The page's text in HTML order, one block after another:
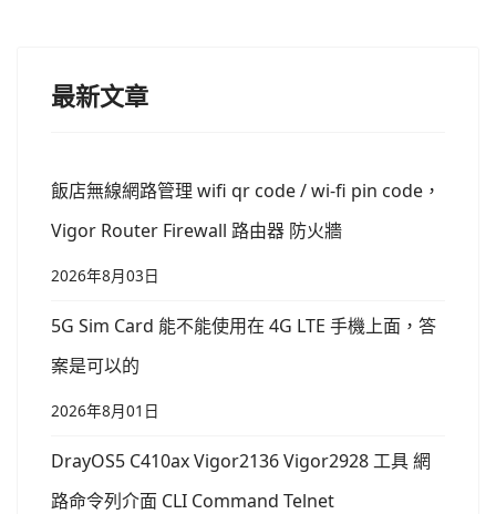
最新文章
飯店無線網路管理 wifi qr code / wi-fi pin code，
Vigor Router Firewall 路由器 防火牆
2026年8月03日
5G Sim Card 能不能使用在 4G LTE 手機上面，答
案是可以的
2026年8月01日
DrayOS5 C410ax Vigor2136 Vigor2928 工具 網
路命令列介面 CLI Command Telnet